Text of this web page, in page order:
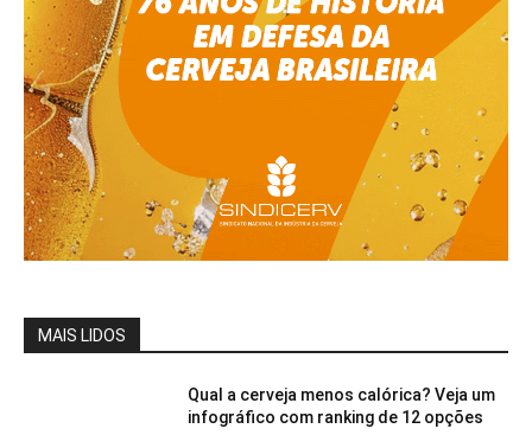
MAIS LIDOS
Qual a cerveja menos calórica? Veja um
infográfico com ranking de 12 opções